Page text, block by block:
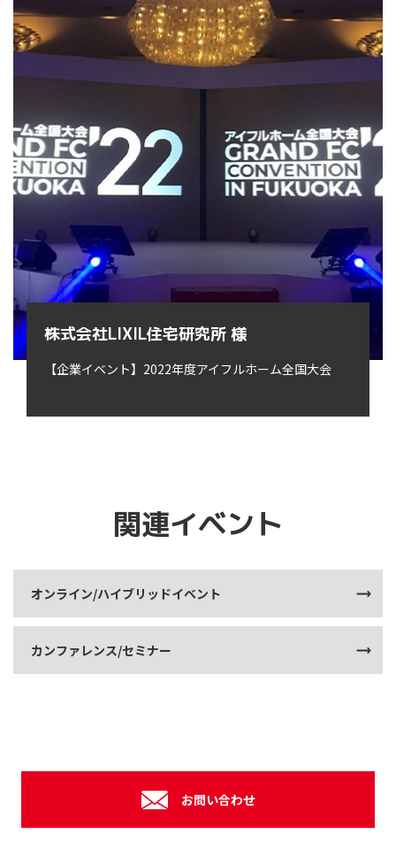
株式会社LIXIL住宅研究所 様
【企業イベント】2022年度アイフルホーム全国大会
関連イベント
オンライン/ハイブリッドイベント
カンファレンス/セミナー
お問い合わせ